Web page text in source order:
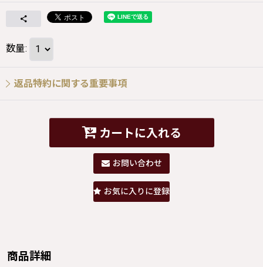
数量:
返品特約に関する重要事項
カートに入れる
お問い合わせ
お気に入りに登録
商品詳細